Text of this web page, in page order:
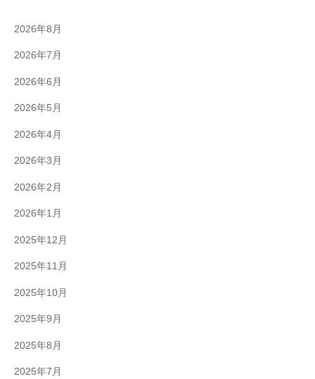
2026年8月
2026年7月
2026年6月
2026年5月
2026年4月
2026年3月
2026年2月
2026年1月
2025年12月
2025年11月
2025年10月
2025年9月
2025年8月
2025年7月